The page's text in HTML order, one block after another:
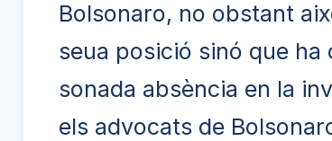
Bolsonaro, no obstant
seua posició sinó que
sonada absència en la
els advocats de